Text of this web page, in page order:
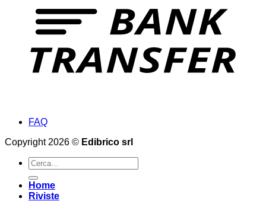
FAQ
Copyright 2026 © Edibrico srl
Cerca:
Home
Riviste